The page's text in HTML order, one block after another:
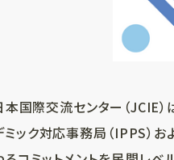
本国際交流センター（JCIE）
ミック対応事務局（IPPS）